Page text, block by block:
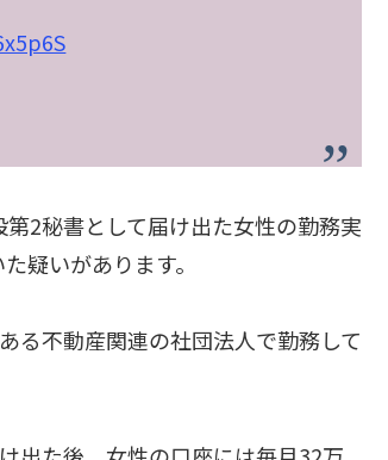
2秘書として届け出た女性の勤務実
疑いがあります。
る不動産関連の社団法人で勤務して